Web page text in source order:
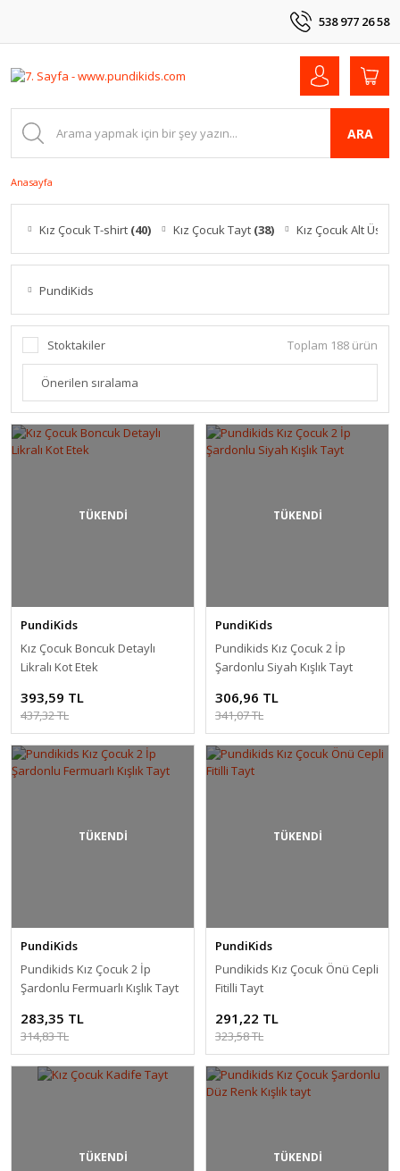
538 977 26 58
ARA
Anasayfa
Kız Çocuk T-shirt (40) Kız Çocuk Tayt (38) Kız Çocuk Alt Üst
PundiKids
Stoktakiler Toplam 188 ürün
TÜKENDİ
PundiKids
Kız Çocuk Boncuk Detaylı
Likralı Kot Etek
393,59 TL
437,32 TL
TÜKENDİ
PundiKids
Pundikids Kız Çocuk 2 İp
Şardonlu Siyah Kışlık Tayt
306,96 TL
341,07 TL
TÜKENDİ
PundiKids
Pundikids Kız Çocuk 2 İp
Şardonlu Fermuarlı Kışlık Tayt
283,35 TL
314,83 TL
TÜKENDİ
PundiKids
Pundikids Kız Çocuk Önü Cepli
Fitilli Tayt
291,22 TL
323,58 TL
TÜKENDİ TÜKENDİ